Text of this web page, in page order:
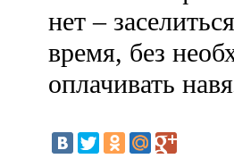
нет –
время, без
оплачивать